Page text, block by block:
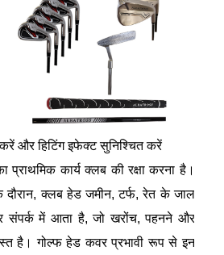
और हिटिंग इफेक्ट सुनिश्चित करें
कार्य क्लब की रक्षा करना है।
क्लब हेड जमीन, टर्फ, रेत के जाल
संपर्क में आता है, जो खरोंच, पहनने और
है। गोल्फ हेड कवर प्रभावी रूप से इन